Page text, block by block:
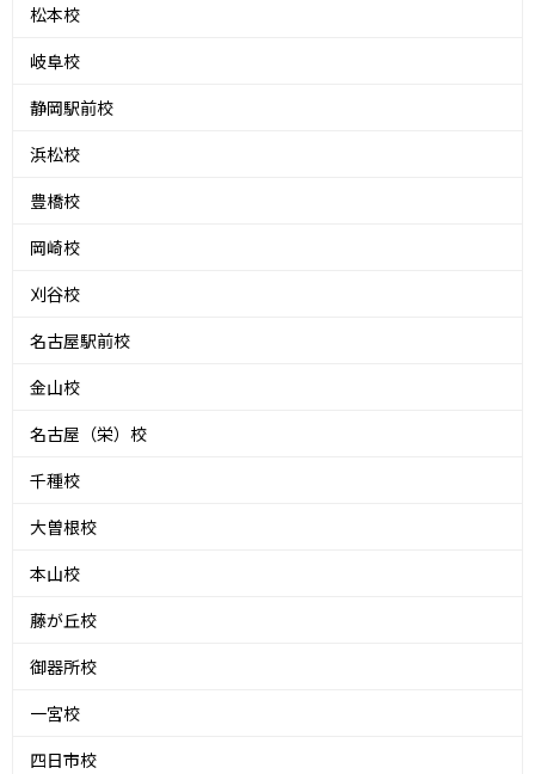
松本校
岐阜校
静岡駅前校
浜松校
豊橋校
岡崎校
刈谷校
名古屋駅前校
金山校
名古屋（栄）校
千種校
大曽根校
本山校
藤が丘校
御器所校
一宮校
四日市校